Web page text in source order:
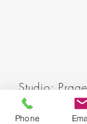
Studio:
Linz
Phone